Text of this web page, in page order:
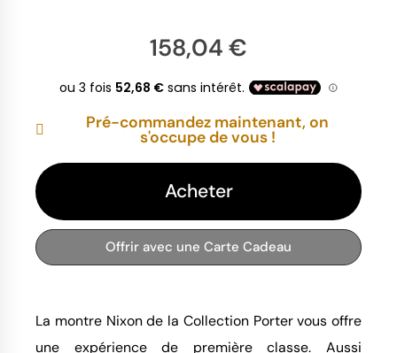
158,04 €
Pré-commandez maintenant, on
s'occupe de vous !
Acheter
Offrir avec une Carte Cadeau
La montre Nixon de la Collection Porter vous offre
une expérience de première classe. Aussi